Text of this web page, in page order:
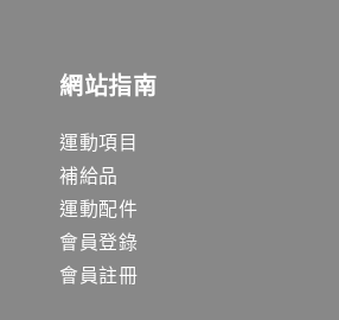
網站指南
運動項目
補給品
運動配件
會員登錄
會員註冊